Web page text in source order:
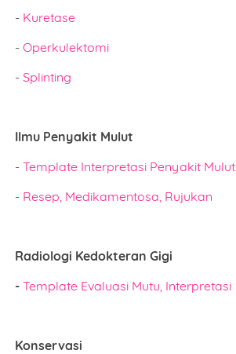
- Kuretase
-Operkulektomi
-Splinting
Ilmu Penyakit Mulut
-Template Interpretasi Penyakit Mulut
- Resep, Medikamentosa, Rujukan
Radiologi Kedokteran Gigi
-Template Evaluasi Mutu, Interpretasi
Konservasi